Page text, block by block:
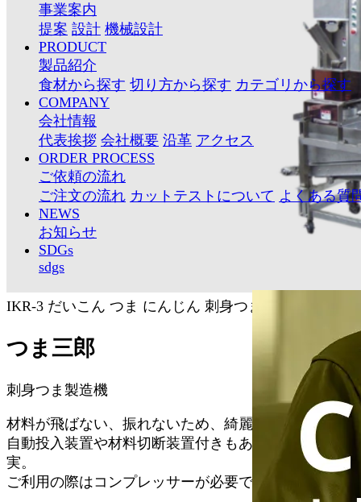
事業案内
提案 設計 機械設計
PRODUCT
製品紹介
食材から探す 切り方から探す カテゴリから探す
COMPANY
会社情報
代表挨拶 会社概要 沿革 アクセス
ORDER PROCESS
ご依頼の流れ
ご注文の流れ カットテストについて よくある質
NEWS
お知らせ
SDGs
sdgs
IKR-3 だいこん つま にんじん 刺身つま製造機
つま三郎
刺身つま製造機
材料が飛ばない、振れないため、綺麗に削れます。
自動投入装置や材料切断装置付きもあり、一段と充
実。
ご利用の際はコンプレッサーが必要です。